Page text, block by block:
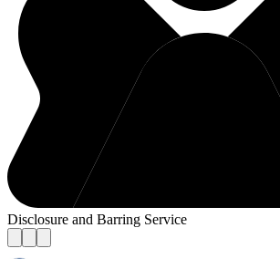
Disclosure and Barring Service